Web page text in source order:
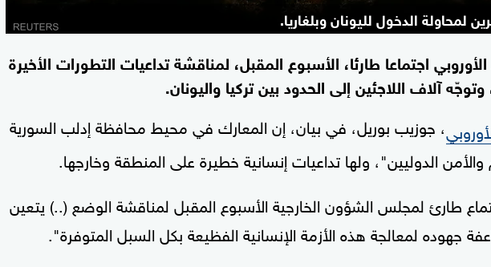
لمحاولة الدخول لليونان وبلغاريا.
الأوروبي اجتماعا طارئا، الأسبوع المقبل، لمناقشة تداعيات التطورات الأخيرة
آلاف اللاجئين إلى الحدود بين تركيا واليونان.
، جوزيب بوريل، في بيان، إن المعارك في محيط محافظة إدلب السورية
الدوليين"، ولها تداعيات إنسانية خطيرة على المنطقة وخارجها.
طارئ لمجلس الشؤون الخارجية الأسبوع المقبل لمناقشة الوضع (..) يتعين
جهوده لمعالجة هذه الأزمة الإنسانية الفظيعة بكل السبل المتوفرة".